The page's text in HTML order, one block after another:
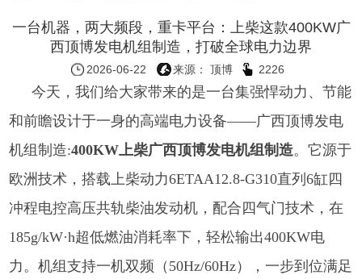
一台机器，两大频段，重卡平台：上柴这款400KW广
西顶博发电机组制造，打破全球电力边界
2026-06-22 来源： 顶博 2226
今天，我们给大家带来的是一台集强悍动力、节能
和前瞻设计于一身的高端电力设备——广西顶博发电
机组制造:400KW上柴广西顶博发电机组制造。它源于
欧洲技术，搭载上柴动力6ETAA12.8-G310直列6缸四
冲程电控高压共轨柴油发动机，配合四气门技术，在
185g/kW·h超低燃油消耗率下，轻松输出400KW电
力。机组支持一机双频（50Hz/60Hz），一步到位满足